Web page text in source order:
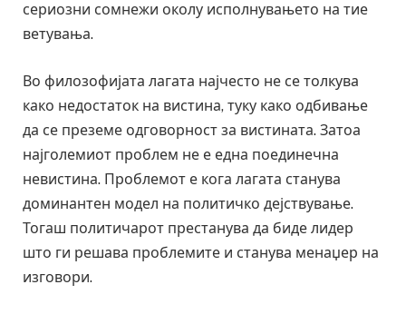
сериозни сомнежи околу исполнувањето на тие
ветувања.
Во филозофијата лагата најчесто не се толкува
како недостаток на вистина, туку како одбивање
да се преземе одговорност за вистината. Затоа
најголемиот проблем не е една поединечна
невистина. Проблемот е кога лагата станува
доминантен модел на политичко дејствување.
Тогаш политичарот престанува да биде лидер
што ги решава проблемите и станува менаџер на
изговори.